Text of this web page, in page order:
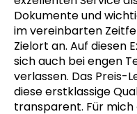
Dokumente und
im vereinbarten
Zielort an. Auf diesen
sich auch bei engen
verlassen. Das Preis-
diese erstklassige
transparent. Für mich